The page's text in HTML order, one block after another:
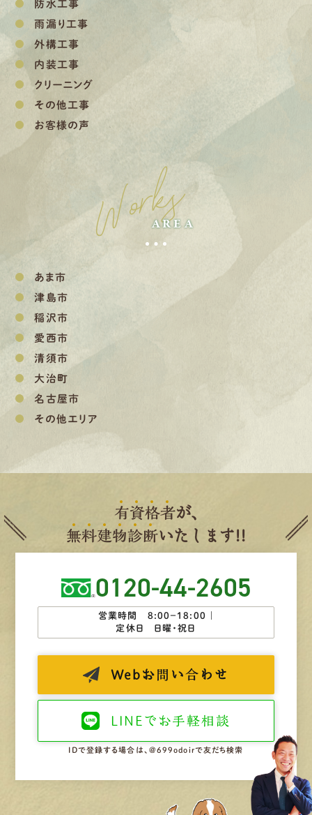
防水工事
雨漏り工事
外構工事
内装工事
クリーニング
その他工事
お客様の声
Works
AREA
あま市
津島市
稲沢市
愛西市
清須市
大治町
名古屋市
その他エリア
有資格者が、
無料建物診断いたします!!
0120-44-2605
営業時間 8:00−18:00 ｜
定休日 日曜・祝日
Web お問い合わせ
LINEで お手軽相談
IDで登録する場合は、@699odoirで友だち検索